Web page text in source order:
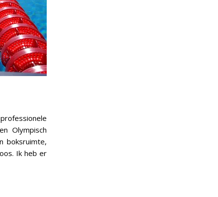
Olympisch
boksruimte,
Ik heb er